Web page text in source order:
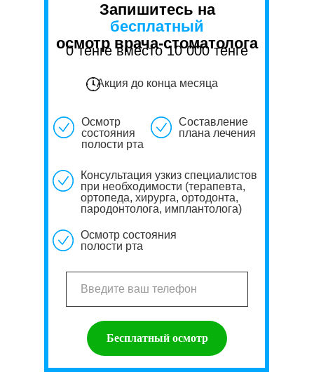
Бесплатный осмотр
Запишитесь на
бесплатный
осмотр врача-стоматолога
0 тенге вместо 10 000 тенге
Акция до конца месяца
Осмотр
состояния
полости рта
Составление
плана лечения
Осмотр состояния
полости рта
Консультация узкиз специалистов
при необходимости (терапевта,
ортопеда, хирурга, ортодонта,
пародонтолога, имплантолога)